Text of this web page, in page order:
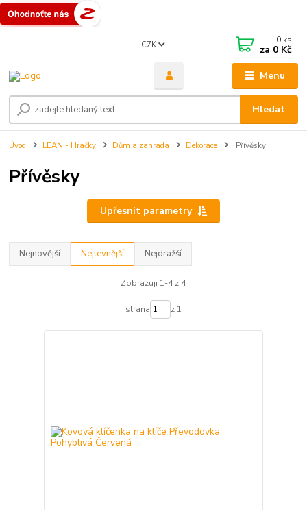
Menu
CZK
Hledat
0 ks
za 0 Kč
Úvod LEAN - Hračky Dům a zahrada Dekorace Přívěsky
Přívěsky
Upřesnit parametry
Nejnovější Nejlevnější Nejdražší
Zobrazuji 1-4 z 4
strana z 1